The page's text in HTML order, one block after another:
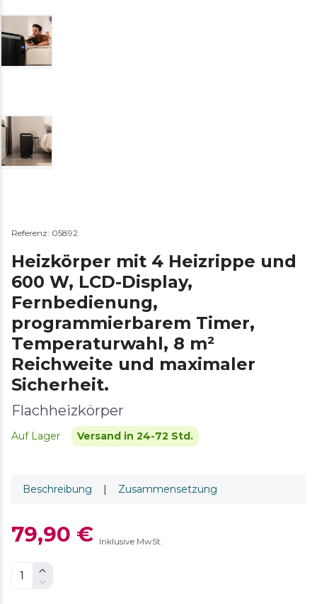
Referenz: 05892
Heizkörper mit 4 Heizrippe und
600 W, LCD-Display,
Fernbedienung,
programmierbarem Timer,
Temperaturwahl, 8 m²
Reichweite und maximaler
Sicherheit.
Flachheizkörper
Auf Lager Versand in 24-72 Std.
Beschreibung | Zusammensetzung
79,90 € Inklusive MwSt.